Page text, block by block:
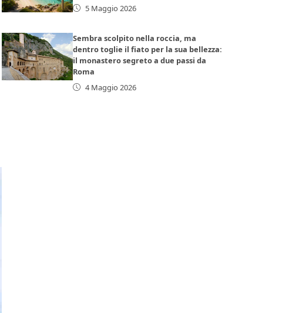
5 Maggio 2026
Sembra scolpito nella roccia, ma
dentro toglie il fiato per la sua bellezza:
il monastero segreto a due passi da
Roma
4 Maggio 2026